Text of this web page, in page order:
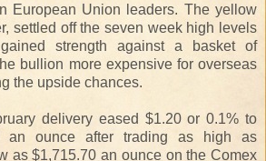
European Union leaders. The yellow
settled off the seven week high levels
strength against a basket of
bullion more expensive for overseas
the upside chances.
delivery eased $1.20 or 0.1% to
an ounce after trading as high as
as $1,715.70 an ounce on the Comex